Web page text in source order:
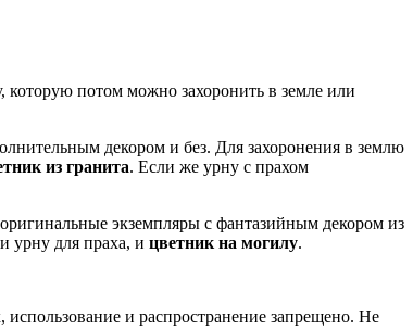
которую потом можно захоронить в земле или
декором и без. Для захоронения в землю
из гранита. Если же урну с прахом
экземпляры с фантазийным декором из
урну для праха, и цветник на могилу.
и распространение запрещено. Не